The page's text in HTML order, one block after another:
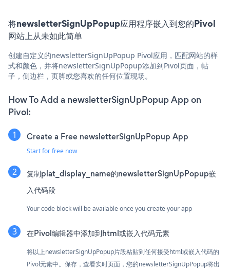
将newsletterSignUpPopup应用程序嵌入到您的Pivol
网站上从未如此简单
创建自定义的newsletterSignUpPopup Pivol应用，匹配网站的样
式和颜色，并将newsletterSignUpPopup添加到Pivol页面，帖
子，侧边栏，页脚或您喜欢的任何位置现场。
How To Add a newsletterSignUpPopup App on
Pivol:
Create a Free newsletterSignUpPopup App
Start for free now
复制plat_display_name的newsletterSignUpPopup嵌
入代码段
Your code block will be available once you create your app
在Pivol编辑器中添加到html或嵌入代码元素
将以上newsletterSignUpPopup片段粘贴到任何接受html或嵌入代码的
Pivol元素中。保存，查看实时页面，您的newsletterSignUpPopup将出